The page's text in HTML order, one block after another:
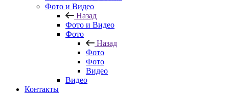
Фото и Видео
Назад
Фото и Видео
Фото
Назад
Фото
Фото
Видео
Видео
Контакты